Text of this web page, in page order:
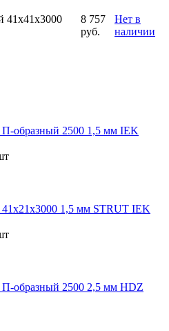
41x41х3000
8 757
руб.
Нет в
наличии
образный 2500 1,5 мм IEK
1,5 мм STRUT IEK
образный 2500 2,5 мм HDZ